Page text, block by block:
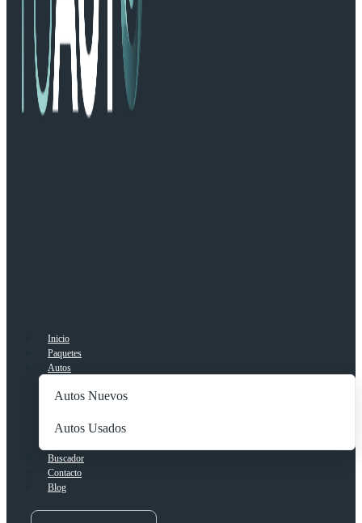
Inicio
Paquetes
Autos
Autos Nuevos
Autos Usados
Buscador
Contacto
Blog